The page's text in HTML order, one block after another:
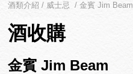
酒類介紹 / 威士忌 / 金賓 Jim Beam
酒收購
金賓 Jim Beam